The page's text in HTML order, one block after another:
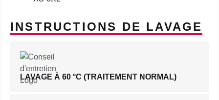
INSTRUCTIONS DE LAVAGE
LAVAGE À 60 °C (TRAITEMENT NORMAL)